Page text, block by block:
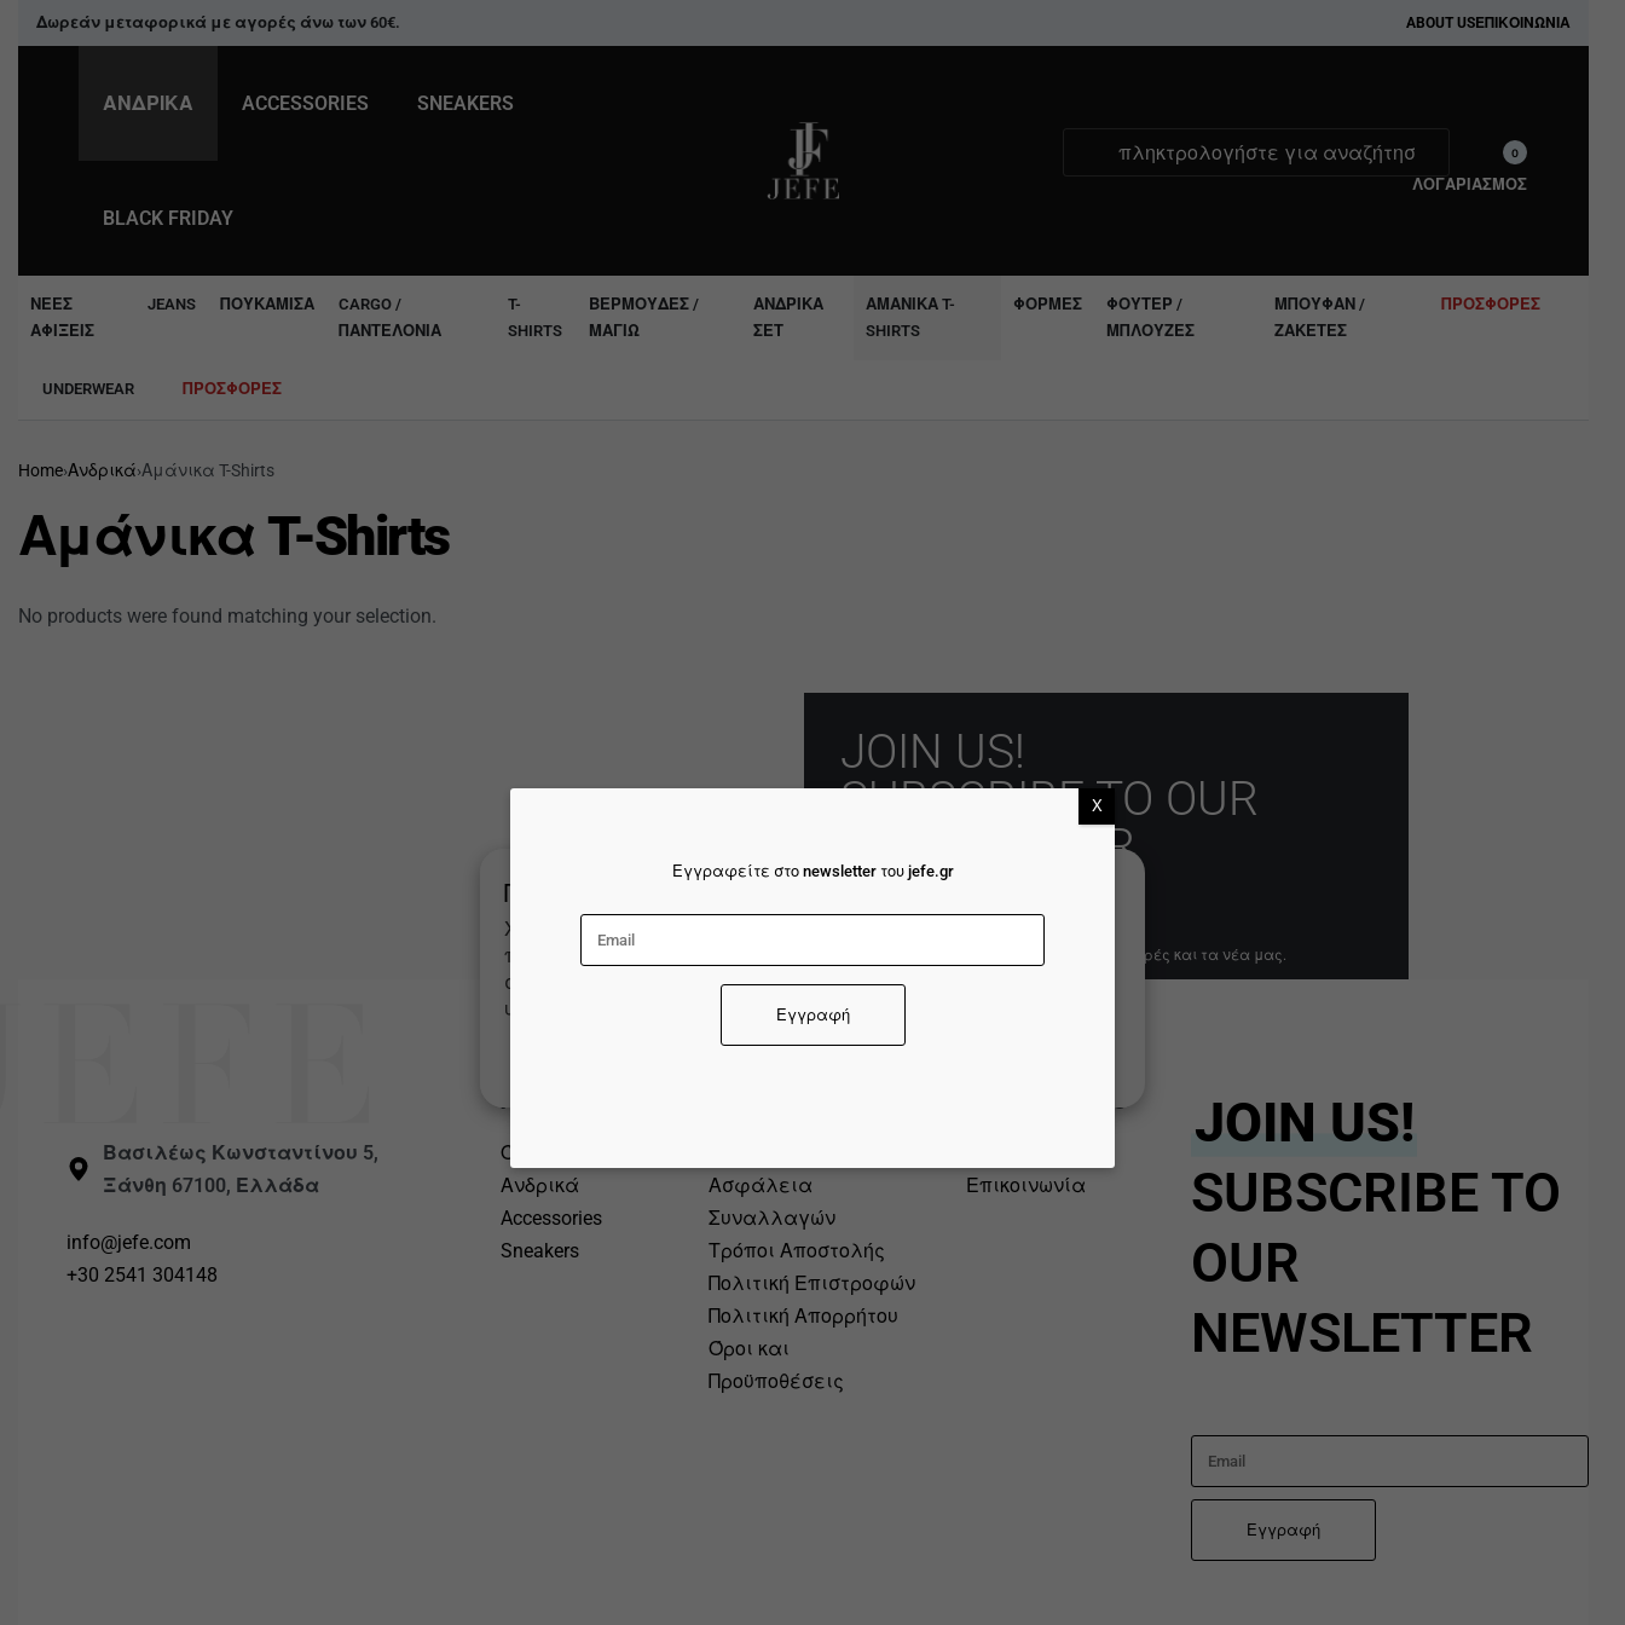
Δωρεάν μεταφορικά με αγορές άνω των 60€. ABOUT USΕΠΙΚΟΙΝΩΝΊΑ
ΑΝΔΡΙΚΑ ACCESSORIES SNEAKERS
BLACK FRIDAY
0
ΛΟΓΑΡΙΑΣΜΟΣ
ΝΈΕΣ
ΑΦΊΞΕΙΣ
JEANS ΠΟΥΚΆΜΙΣΑ
CARGO /
ΠΑΝΤΕΛΌΝΙΑ
T-
SHIRTS
ΒΕΡΜΟΎΔΕΣ /
ΜΑΓΙΏ
ΑΝΔΡΙΚΆ
ΣΕΤ
ΑΜΆΝΙΚΑ T-
SHIRTS
ΦΌΡΜΕΣ
ΦΟΎΤΕΡ /
ΜΠΛΟΎΖΕΣ
ΜΠΟΥΦΆΝ /
ΖΑΚΈΤΕΣ
ΠΡΟΣΦΟΡΈΣ
UNDERWEAR ΠΡΟΣΦΟΡΈΣ
Home›Ανδρικά›Αμάνικα T-Shirts
Αμάνικα T-Shirts
No products were found matching your selection.
JOIN US!
SUBSCRIBE TO OUR
NEWSLETTER
Ενημερωθείτε για τις τελευταίες προσφορές και τα νέα μας.
Βασιλέως Κωνσταντίνου 5,
Ξάνθη 67100, Ελλάδα
info@jefe.com
+30 2541 304148
Προϊόντα
Όλα
Ανδρικά
Accessories
Sneakers
Ασφάλεια
Συναλλαγών
Τρόποι Αποστολής
Πολιτική Επιστροφών
Πολιτική Απορρήτου
Όροι και
Προϋποθέσεις
Περιεχόμενο
Επικοινωνία
JOIN US!
SUBSCRIBE TO
OUR
NEWSLETTER
Πολιτική Cookie
Χρησιμοποιούμε cookies για να διασφαλίσουμε ότι σας
προσφέρουμε την καλύτερη εμπειρία στον ιστότοπό μας. Εάν
συνεχίσετε να χρησιμοποιείτε αυτόν τον ιστότοπο, θα
υποθέσουμε ότι είστε ευχαριστημένοι με αυτόν.
Εγγραφείτε στο newsletter του jefe.gr
Χ